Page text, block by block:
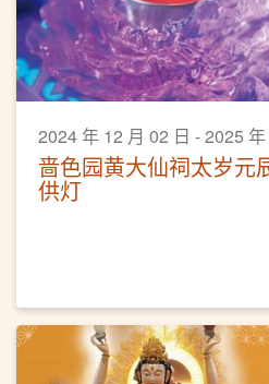
2024 年 12 月 02 日 - 2025
啬色园黄大仙祠太岁元
供灯